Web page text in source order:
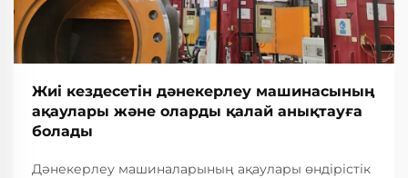
Жиі кездесетін дәнекерлеу машинасының
ақаулары және оларды қалай анықтауға
болады
Дәнекерлеу машиналарының ақаулары өндірістік